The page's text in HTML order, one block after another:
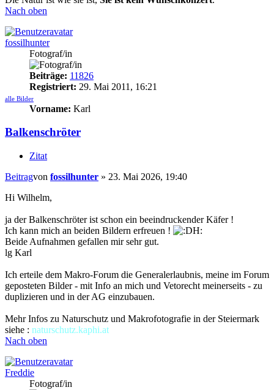
Nach oben
fossilhunter
Fotograf/in
Beiträge: 11826
Registriert: 29. Mai 2011, 16:21
alle Bilder
Vorname: Karl
Balkenschröter
Zitat
Beitragvon fossilhunter » 23. Mai 2026, 19:40
Hi Wilhelm,
ja der Balkenschröter ist schon ein beeindruckender Käfer !
Ich kann mich an beiden Bildern erfreuen !
Beide Aufnahmen gefallen mir sehr gut.
lg Karl
Ich erteile dem Makro-Forum die Generalerlaubnis, meine im Forum
geposteten Bilder - mit Info an mich und Vetorecht meinerseits - zu
duplizieren und in der AG einzubauen.
Mehr Infos zu Naturschutz und Makrofotografie in der Steiermark
siehe : naturschutz.kaphi.at
Nach oben
Freddie
Fotograf/in